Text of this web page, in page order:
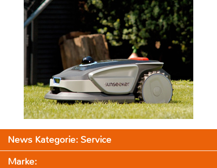
News Kategorie: Service
Marke: